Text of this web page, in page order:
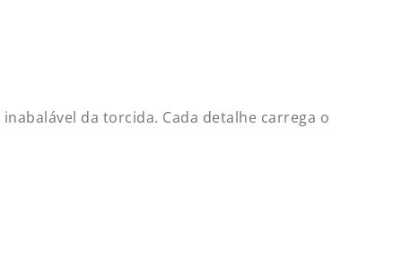
ESQUERDA da torcida. Cada detalhe carrega o